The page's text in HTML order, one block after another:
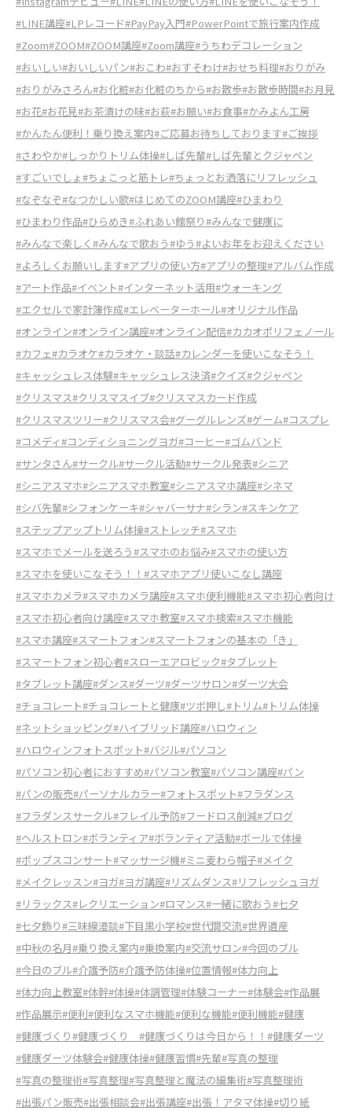
#LINE講座#LPレコード#PayPay入門#PowerPointで旅行案内作成
#Zoom#ZOOM#ZOOM講座#Zoom講座#うちわデコレーション
#おいしい#おいしいパン#おこわ#おすそわけ#おせち料理#おりがみ
#おりがみさろん#お化粧#お化粧のちから#お散歩#お散歩時間#お月見
#お花#お花見#お茶漬けの味#お萩#お願い#お食事#かみよん工房
#かんたん便利！乗り換え案内#ご応募お待ちしております#ご挨拶
#さわやか#しっかりトリム体操#しば先輩#しば先輩とクジャペン
#すごいでしょ#ちょこっと筋トレ#ちょっとお洒落にリフレッシュ
#なぞなぞ#なつかしい歌#はじめてのZOOM講座#ひまわり
#ひまわり作品#ひらめき#ふれあい館祭り#みんなで健康に
#みんなで楽しく #みんなで歌おう#ゆう#よいお年をお迎えください
#よろしくお願いします#アプリの使い方#アプリの整理#アルバム作成
#アート作品#イベント#インターネット活用#ウォーキング
#エクセルで家計簿作成#エレベーターホール#オリジナル作品
#オンライン#オンライン講座#オンライン配信#カカオポリフェノール
#カフェ#カラオケ#カラオケ・談話#カレンダーを使いこなそう！
#キャッシュレス体験#キャッシュレス決済#クイズ#クジャペン
#クリスマス#クリスマスイブ#クリスマスカード作成
#クリスマスツリー#クリスマス会#グーグルレンズ#ゲーム#コスプレ
#コメディ#コンディショニングヨガ#コーヒー#ゴムバンド
#サンタさん#サークル#サークル活動#サークル発表#シニア
#シニアスマホ#シニアスマホ教室#シニアスマホ講座#シネマ
#シバ先輩#シフォンケーキ#シャバーサナ#シラン#スキンケア
#ステップアップトリム体操#ストレッチ#スマホ
#スマホでメールを送ろう#スマホのお悩み#スマホの使い方
#スマホを使いこなそう！！ #スマホアプリ使いこなし講座
#スマホカメラ#スマホカメラ講座#スマホ便利機能#スマホ初心者向け
#スマホ初心者向け講座#スマホ教室#スマホ検索#スマホ機能
#スマホ講座#スマートフォン#スマートフォンの基本の「き」
#スマートフォン初心者#スローエアロビック#タブレット
#タブレット講座#ダンス#ダーツ#ダーツサロン#ダーツ大会
#チョコレート#チョコレートと健康#ツボ押し#トリム#トリム体操
#ネットショッピング#ハイブリッド講座#ハロウィン
#ハロウィンフォトスポット#バジル#パソコン
#パソコン初心者におすすめ#パソコン教室#パソコン講座#パン
#パンの販売#パーソナルカラー#フォトスポット#フラダンス
#フラダンスサークル#フレイル予防#フードロス削減#ブログ
#ヘルストロン#ボランティア#ボランティア活動#ボールで体操
#ポップスコンサート#マッサージ機#ミニ麦わら帽子#メイク
#メイクレッスン#ヨガ#ヨガ講座#リズムダンス#リフレッシュヨガ
#リラックス#レクリエーション#ロマンス#一緒に歌おう#七夕
#七夕飾り#三味線漫談#下目黒小学校#世代間交流#世界遺産
#中秋の名月#乗り換え案内#乗換案内#交流サロン#今回のブル
#今日のブル#介護予防#介護予防体操#位置情報#体力向上
#体力向上教室#体幹#体操#体調管理#体験コーナー#体験会#作品展
#作品展示#便利#便利なスマホ機能#便利な機能#便利機能#健康
#健康づくり#健康づくり #健康づくりは今日から！！ #健康ダーツ
#健康ダーツ体験会#健康体操#健康習慣#先輩#写真の整理
#写真の整理術#写真整理#写真整理と魔法の編集術#写真整理術
#出張パン販売#出張相談会#出張講座#出張！アタマ体操#切り紙